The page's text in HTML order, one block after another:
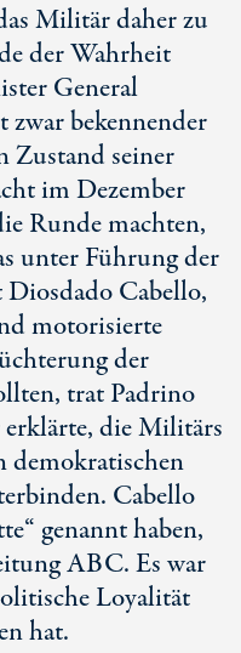
Militär daher zu
der Wahrheit
General
bekennender
Zustand seiner
im Dezember
Runde machten,
unter Führung der
Cabello,
motorisierte
der
trat Padrino
die Militärs
demokratischen
Cabello
genannt haben,
ABC. Es war
Loyalität
hat.